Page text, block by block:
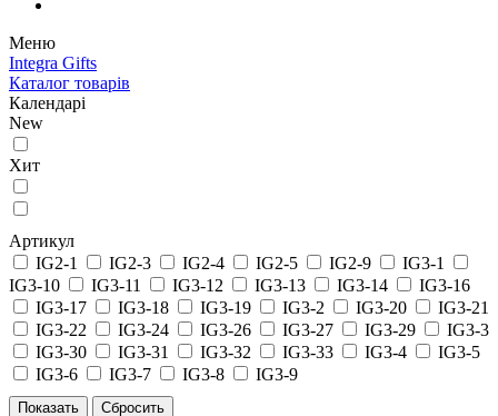
Меню
Integra Gifts
Каталог товарів
Календарі
New
Хит
Артикул
IG2-1
IG2-3 IG2-4 IG2-5 IG2-9
IG3-1
IG3-10
IG3-11 IG3-12 IG3-13 IG3-14
IG3-16
IG3-17
IG3-18 IG3-19 IG3-2 IG3-20
IG3-21
IG3-22
IG3-24 IG3-26 IG3-27 IG3-29
IG3-3
IG3-30
IG3-31 IG3-32 IG3-33 IG3-4
IG3-5
IG3-6
IG3-7 IG3-8 IG3-9